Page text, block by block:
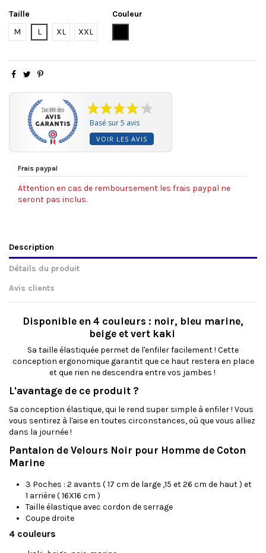
Taille
M
L XL XXL
Couleur
Basé sur 5 avis
VOIR LES AVIS
Frais paypal
Attention en cas de remboursement les frais paypal ne
seront pas inclus.
Description
Détails du produit
Avis clients
Disponible en 4 couleurs : noir, bleu marine,
beige et vert kaki
Sa taille élastiquée permet de l'enfiler facilement ! Cette
conception ergonomique garantit que ce haut restera en place
et que rien ne descendra entre vos jambes !
L'avantage de ce produit ?
Sa conception élastique, qui le rend super simple à enfiler ! Vous
vous sentirez à l'aise en toutes circonstances, où que vous alliez
dans la journée !
Pantalon de Velours Noir pour Homme de Coton
Marine
3 Poches : 2 avants ( 17 cm de large ,15 et 26 cm de haut ) et
1 arrière ( 16X16 cm )
Taille élastique avec cordon de serrage
Coupe droite
4 couleurs